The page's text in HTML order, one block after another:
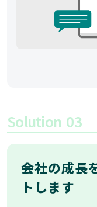
Solution 03
会社の成長
トします